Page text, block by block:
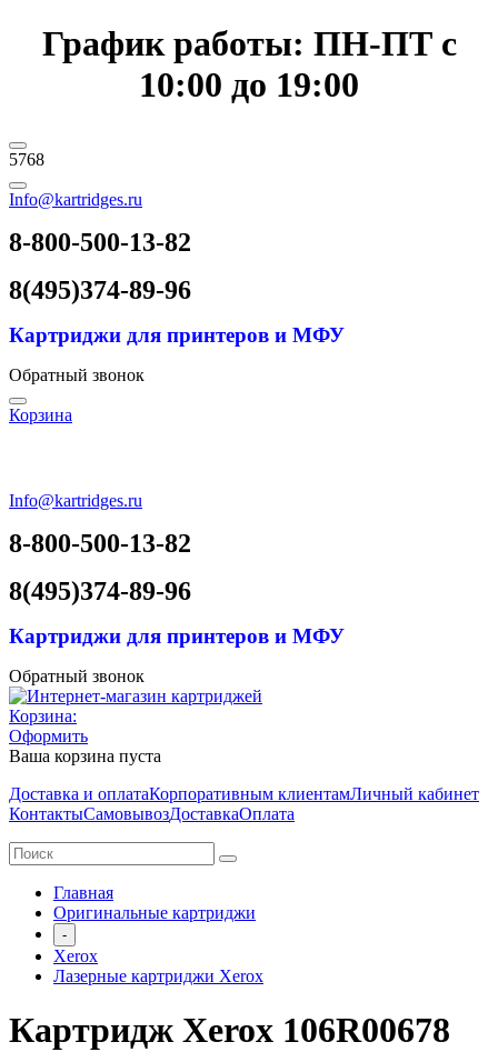
График работы: ПН-ПТ с
10:00 до 19:00
5768
Info@kartridges.ru
8-800-500-13-82
8(495)374-89-96
Картриджи для принтеров и МФУ
Обратный звонок
Корзина
Info@kartridges.ru
8-800-500-13-82
8(495)374-89-96
Картриджи для принтеров и МФУ
Обратный звонок
Корзина:
Оформить
Ваша корзина пуста
Доставка и оплатаКорпоративным клиентамЛичный кабинет
КонтактыСамовывозДоставкаОплата
Главная
Оригинальные картриджи
-
Xerox
Лазерные картриджи Xerox
Картридж Xerox 106R00678